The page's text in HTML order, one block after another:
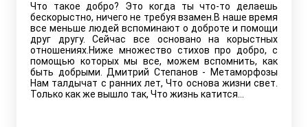
Что такое добро? Это когда ты что-то делаешь
бескорыстно, ничего не требуя взамен.В наше время
все меньше людей вспоминают о доброте и помощи
друг другу. Сейчас все основано на корыстных
отношениях.Ниже множество стихов про добро, с
помощью которых мы все, можем вспомнить, как
быть добрыми. Дмитрий Степанов - Метаморфозы
Нам талдычат с ранних лет, Что основа жизни свет.
Только как же вышло так, Что жизнь катится…